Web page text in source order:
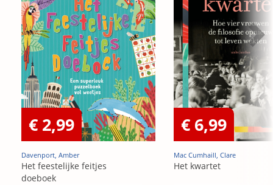
€ 2,99
Davenport, Amber
Het feestelijke feitjes
doeboek
€ 6,99
Mac Cumhaill, Clare
Het kwartet